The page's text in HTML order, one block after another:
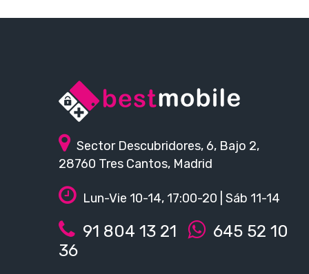
Sector Descubridores, 6, Bajo 2,
28760 Tres Cantos, Madrid
Lun-Vie 10-14, 17:00-20 | Sáb 11-14
91 804 13 21
645 52 10
36